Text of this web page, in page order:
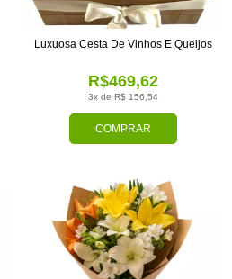
COMPRAR
3x de R$ 156,54
R$469,62
Luxuosa Cesta De Vinhos E Queijos